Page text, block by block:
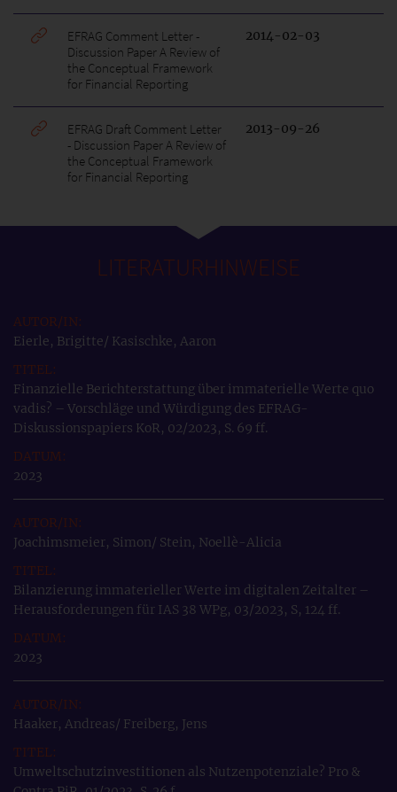
EFRAG Comment Letter -
Discussion Paper A Review of
the Conceptual Framework
for Financial Reporting
2014-02-03
EFRAG Draft Comment Letter
- Discussion Paper A Review of
the Conceptual Framework
for Financial Reporting
2013-09-26
LITERATURHINWEISE
Eierle, Brigitte/ Kasischke, Aaron
Finanzielle Berichterstattung über immaterielle Werte quo
vadis? – Vorschläge und Würdigung des EFRAG-
Diskussionspapiers KoR, 02/2023, S. 69 ff.
2023
Joachimsmeier, Simon/ Stein, Noellè-Alicia
Bilanzierung immaterieller Werte im digitalen Zeitalter –
Herausforderungen für IAS 38 WPg, 03/2023, S, 124 ff.
2023
Haaker, Andreas/ Freiberg, Jens
Umweltschutzinvestitionen als Nutzenpotenziale? Pro &